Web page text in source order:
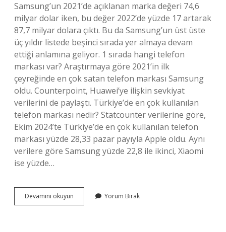
Samsung’un 2021’de açıklanan marka değeri 74,6
milyar dolar iken, bu değer 2022’de yüzde 17 artarak
87,7 milyar dolara çıktı. Bu da Samsung’un üst üste
üç yıldır listede beşinci sırada yer almaya devam
ettiği anlamına geliyor. 1 sırada hangi telefon
markası var? Araştırmaya göre 2021’in ilk
çeyreğinde en çok satan telefon markası Samsung
oldu. Counterpoint, Huawei’ye ilişkin sevkiyat
verilerini de paylaştı. Türkiye’de en çok kullanılan
telefon markası nedir? Statcounter verilerine göre,
Ekim 2024’te Türkiye’de en çok kullanılan telefon
markası yüzde 28,33 pazar payıyla Apple oldu. Aynı
verilere göre Samsung yüzde 22,8 ile ikinci, Xiaomi
ise yüzde…
Devamını okuyun Samsung
Türkiyede
Yorum Bırak